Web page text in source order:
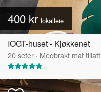
400 kr lokalleie
IOGT-huset - Kjøkkenet
20seter · Medbrakt mat tillatt